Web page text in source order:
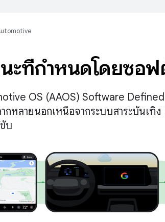
ะที่กำหนดโดยซอฟ
OS (AAOS) Software Defined
หลายนอกเหนือจากระบบสาระบันเทิ
บ